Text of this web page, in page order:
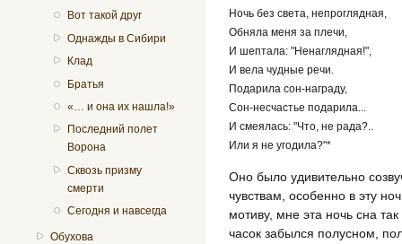
Вот такой друг
Однажды в Сибири
Клад
Братья
«… и она их нашла!»
Последний полет
Ворона
Сквозь призму
смерти
Сегодня и навсегда
Обухова
Ночь без света, непроглядная,
Обняла меня за плечи,
И шептала: "Ненаглядная!",
И вела чудные речи.
Подарила сон-награду,
Сон-несчастье подарила...
И смеялась: "Что, не рада?..
Или я не угодила?"*
Оно было удивительно
чувствам, особенно в эту
мотиву, мне эта ночь сна
часок забылся полусном,